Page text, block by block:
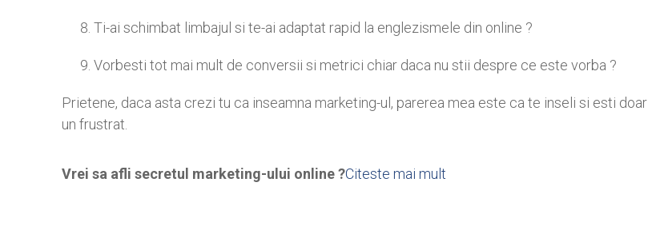
Ti-ai schimbat limbajul si te-ai adaptat rapid la englezismele din online ?
Vorbesti tot mai mult de conversii si metrici chiar daca nu stii despre ce este vorba ?
Prietene, daca asta crezi tu ca inseamna marketing-ul, parerea mea este ca te inseli si esti doar
un frustrat.
Vrei sa afli secretul marketing-ului online ?Citeste mai mult